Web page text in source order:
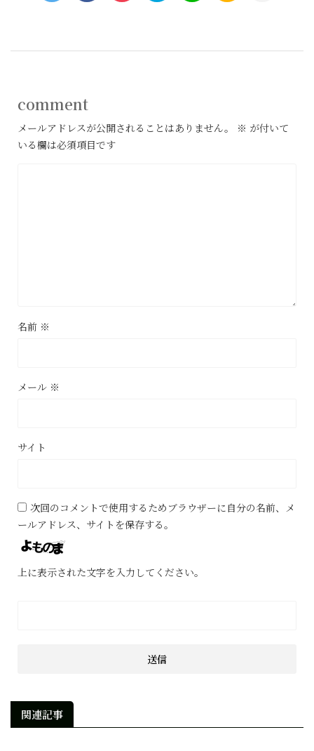
comment
メールアドレスが公開されることはありません。 ※ が付いて
いる欄は必須項目です
名前 ※
メール ※
サイト
次回のコメントで使用するためブラウザーに自分の名前、メ
ールアドレス、サイトを保存する。
上に表示された文字を入力してください。
関連記事